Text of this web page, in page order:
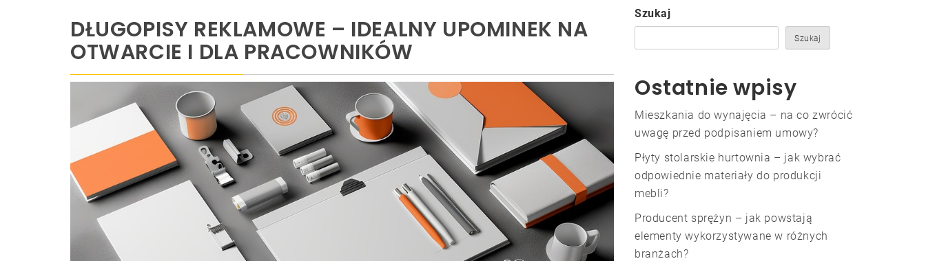
DŁUGOPISY REKLAMOWE – IDEALNY UPOMINEK NA
OTWARCIE I DLA PRACOWNIKÓW
Szukaj
Szukaj
Ostatnie wpisy
Mieszkania do wynajęcia – na co zwrócić
uwagę przed podpisaniem umowy?
Płyty stolarskie hurtownia – jak wybrać
odpowiednie materiały do produkcji
mebli?
Producent sprężyn – jak powstają
elementy wykorzystywane w różnych
branżach?